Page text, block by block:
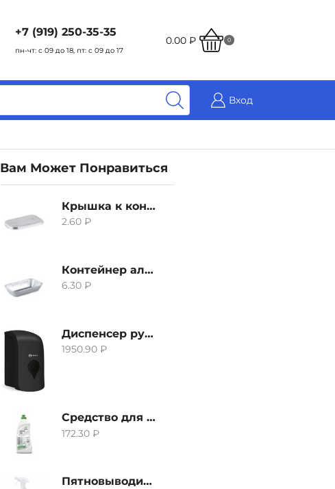
+7 (919) 250-35-35
пн-чт: с 09 до 18, пт: с 09 до 17
0.00 ₽ 0
Вход
Вам Может Понравиться
Крышка к контейнеру алюминиевого 380мл
2.60₽
Контейнер алюминиевый 380мл
6.30₽
Диспенсер ручной для жидкого мыла Grass IT-0638, черный
1950.90₽
Средство для удаления извести и ржавчины Grass Gloss-Gel, 500мл
172.30₽
Пятновыводитель Grass Hard Stain Remover, 600мл